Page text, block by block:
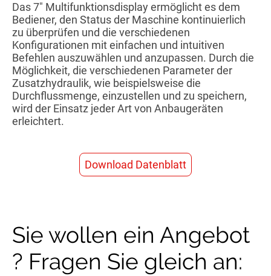
Das 7" Multifunktionsdisplay ermöglicht es dem
Bediener, den Status der Maschine kontinuierlich
zu überprüfen und die verschiedenen
Konfigurationen mit einfachen und intuitiven
Befehlen auszuwählen und anzupassen. Durch die
Möglichkeit, die verschiedenen Parameter der
Zusatzhydraulik, wie beispielsweise die
Durchflussmenge, einzustellen und zu speichern,
wird der Einsatz jeder Art von Anbaugeräten
erleichtert.
Download Datenblatt
Sie wollen ein Angebot
? Fragen Sie gleich an: